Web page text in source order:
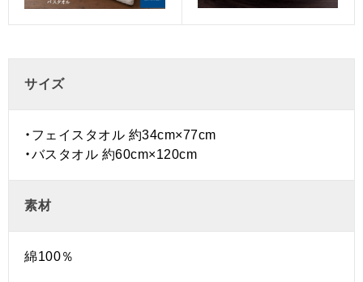
サイズ
・フェイスタオル 約34cm×77cm
・バスタオル 約60cm×120cm
素材
綿100％